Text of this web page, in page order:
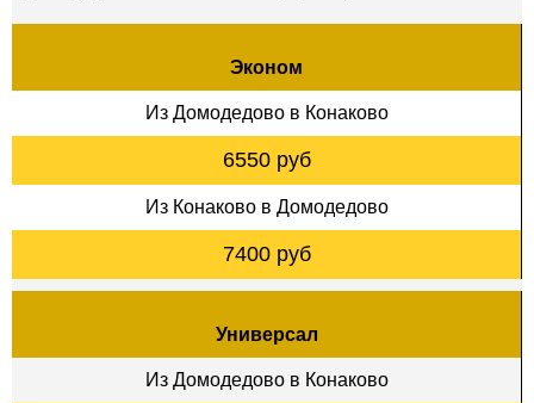
Эконом
Из Домодедово в Конаково
6550 руб
Из Конаково в Домодедово
7400 руб
Универсал
Из Домодедово в Конаково